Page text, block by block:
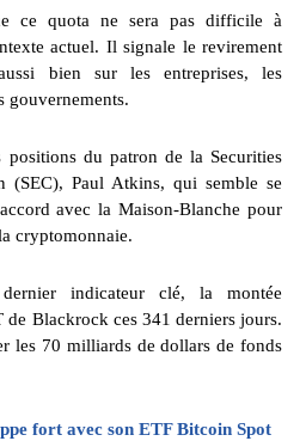
ce quota ne sera pas difficile à
actuel. Il signale le revirement
bien sur les entreprises, les
gouvernements.
du patron de la Securities
(SEC), Paul Atkins, qui semble se
avec la Maison-Blanche pour
cryptomonnaie.
indicateur clé, la montée
de Blackrock ces 341 derniers jours.
les 70 milliards de dollars de fonds
fort avec son ETF Bitcoin Spot